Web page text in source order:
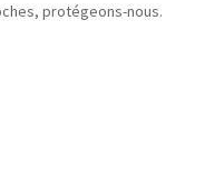
protégeons-nous.